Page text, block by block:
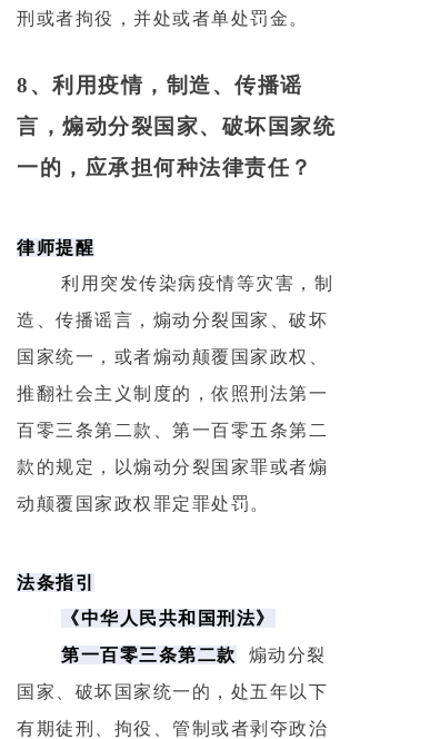
刑或者拘役，并处或者单处罚金。
8、利用疫情，制造、传播谣
言，煽动分裂国家、破坏国家统
一的，应承担何种法律责任？
律师提醒
利用突发传染病疫情等灾害，制
造、传播谣言，煽动分裂国家、破坏
国家统一，或者煽动颠覆国家政权、
推翻社会主义制度的，依照刑法第一
百零三条第二款、第一百零五条第二
款的规定，以煽动分裂国家罪或者煽
动颠覆国家政权罪定罪处罚。
法条指引
《中华人民共和国刑法》
第一百零三条第二款 煽动分裂
国家、破坏国家统一的，处五年以下
有期徒刑、拘役、管制或者剥夺政治